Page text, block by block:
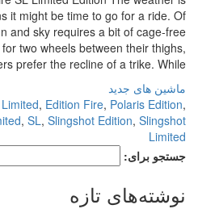
it might be time to go for a ride. Of
and sky requires a bit of cage-free
for two wheels between their thighs,
prefer the recline of a trike. While […]
ماشین های جدید
Limited,Edition Fire,Polaris Edition
,SL,Slingshot Edition,Slingshot
Limited
جستجو برای:
نوشته‌های تازه